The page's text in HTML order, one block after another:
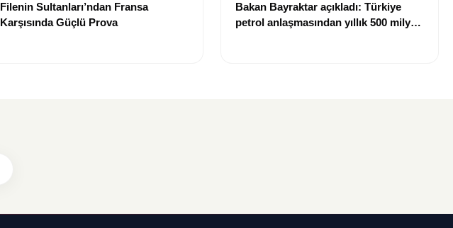
Filenin Sultanları’ndan Fransa
Karşısında Güçlü Prova
Bakan Bayraktar açıkladı: Türkiye
petrol anlaşmasından yıllık 500 milyon